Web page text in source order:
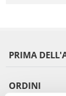
PRIMA
ORDINI